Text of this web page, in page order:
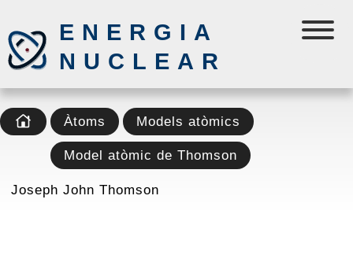
ENERGIA
NUCLEAR
Àtoms Models atòmics
Model atòmic de Thomson
Joseph John Thomson